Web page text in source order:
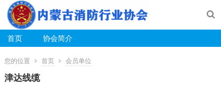
首页 协会简介
您的位置 首页 会员单位
津达线缆